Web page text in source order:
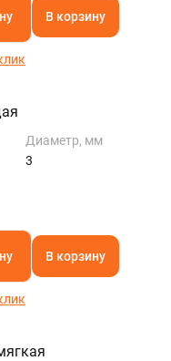
В корзину
Диаметр, мм
3
В корзину